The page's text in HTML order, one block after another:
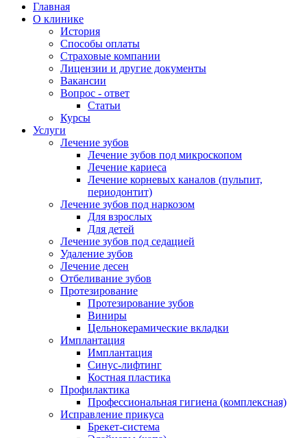
Главная
О клинике
История
Способы оплаты
Страховые компании
Лицензии и другие документы
Вакансии
Вопрос - ответ
Статьи
Курсы
Услуги
Лечение зубов
Лечение зубов под микроскопом
Лечение кариеса
Лечение корневых каналов (пульпит,
периодонтит)
Лечение зубов под наркозом
Для взрослых
Для детей
Лечение зубов под седацией
Удаление зубов
Лечение десен
Отбеливание зубов
Протезирование
Протезирование зубов
Виниры
Цельнокерамические вкладки
Имплантация
Имплантация
Синус-лифтинг
Костная пластика
Профилактика
Профессиональная гигиена (комплексная)
Исправление прикуса
Брекет-система